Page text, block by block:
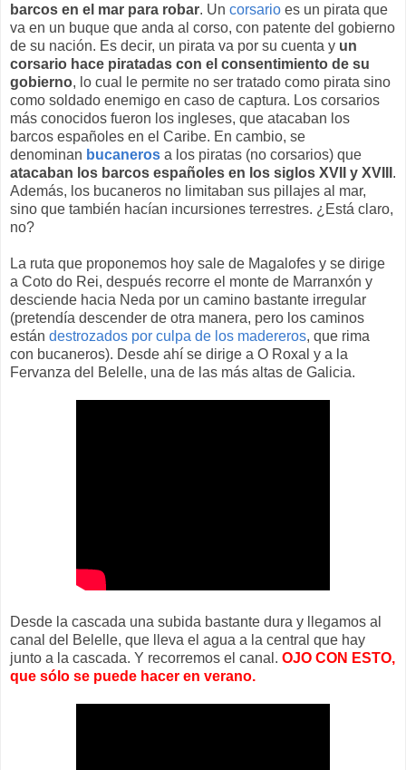
barcos en el mar para robar. Un corsario es un pirata que
va en un buque que anda al corso, con patente del gobierno
de su nación. Es decir, un pirata va por su cuenta y un
corsario hace piratadas con el consentimiento de su
gobierno, lo cual le permite no ser tratado como pirata sino
como soldado enemigo en caso de captura. Los corsarios
más conocidos fueron los ingleses, que atacaban los
barcos españoles en el Caribe. En cambio, se
denominan bucaneros a los piratas (no corsarios) que
atacaban los barcos españoles en los siglos XVII y XVIII .
Además, los bucaneros no limitaban sus pillajes al mar,
sino que también hacían incursiones terrestres. ¿Está claro,
no?
La ruta que proponemos hoy sale de Magalofes y se dirige
a Coto do Rei, después recorre el monte de Marranxón y
desciende hacia Neda por un camino bastante irregular
(pretendía descender de otra manera, pero los caminos
están destrozados por culpa de los madereros, que rima
con bucaneros). Desde ahí se dirige a O Roxal y a la
Fervanza del Belelle, una de las más altas de Galicia.
Desde la cascada una subida bastante dura y llegamos al
canal del Belelle, que lleva el agua a la central que hay
junto a la cascada. Y recorremos el canal. OJO CON ESTO,
que sólo se puede hacer en verano.